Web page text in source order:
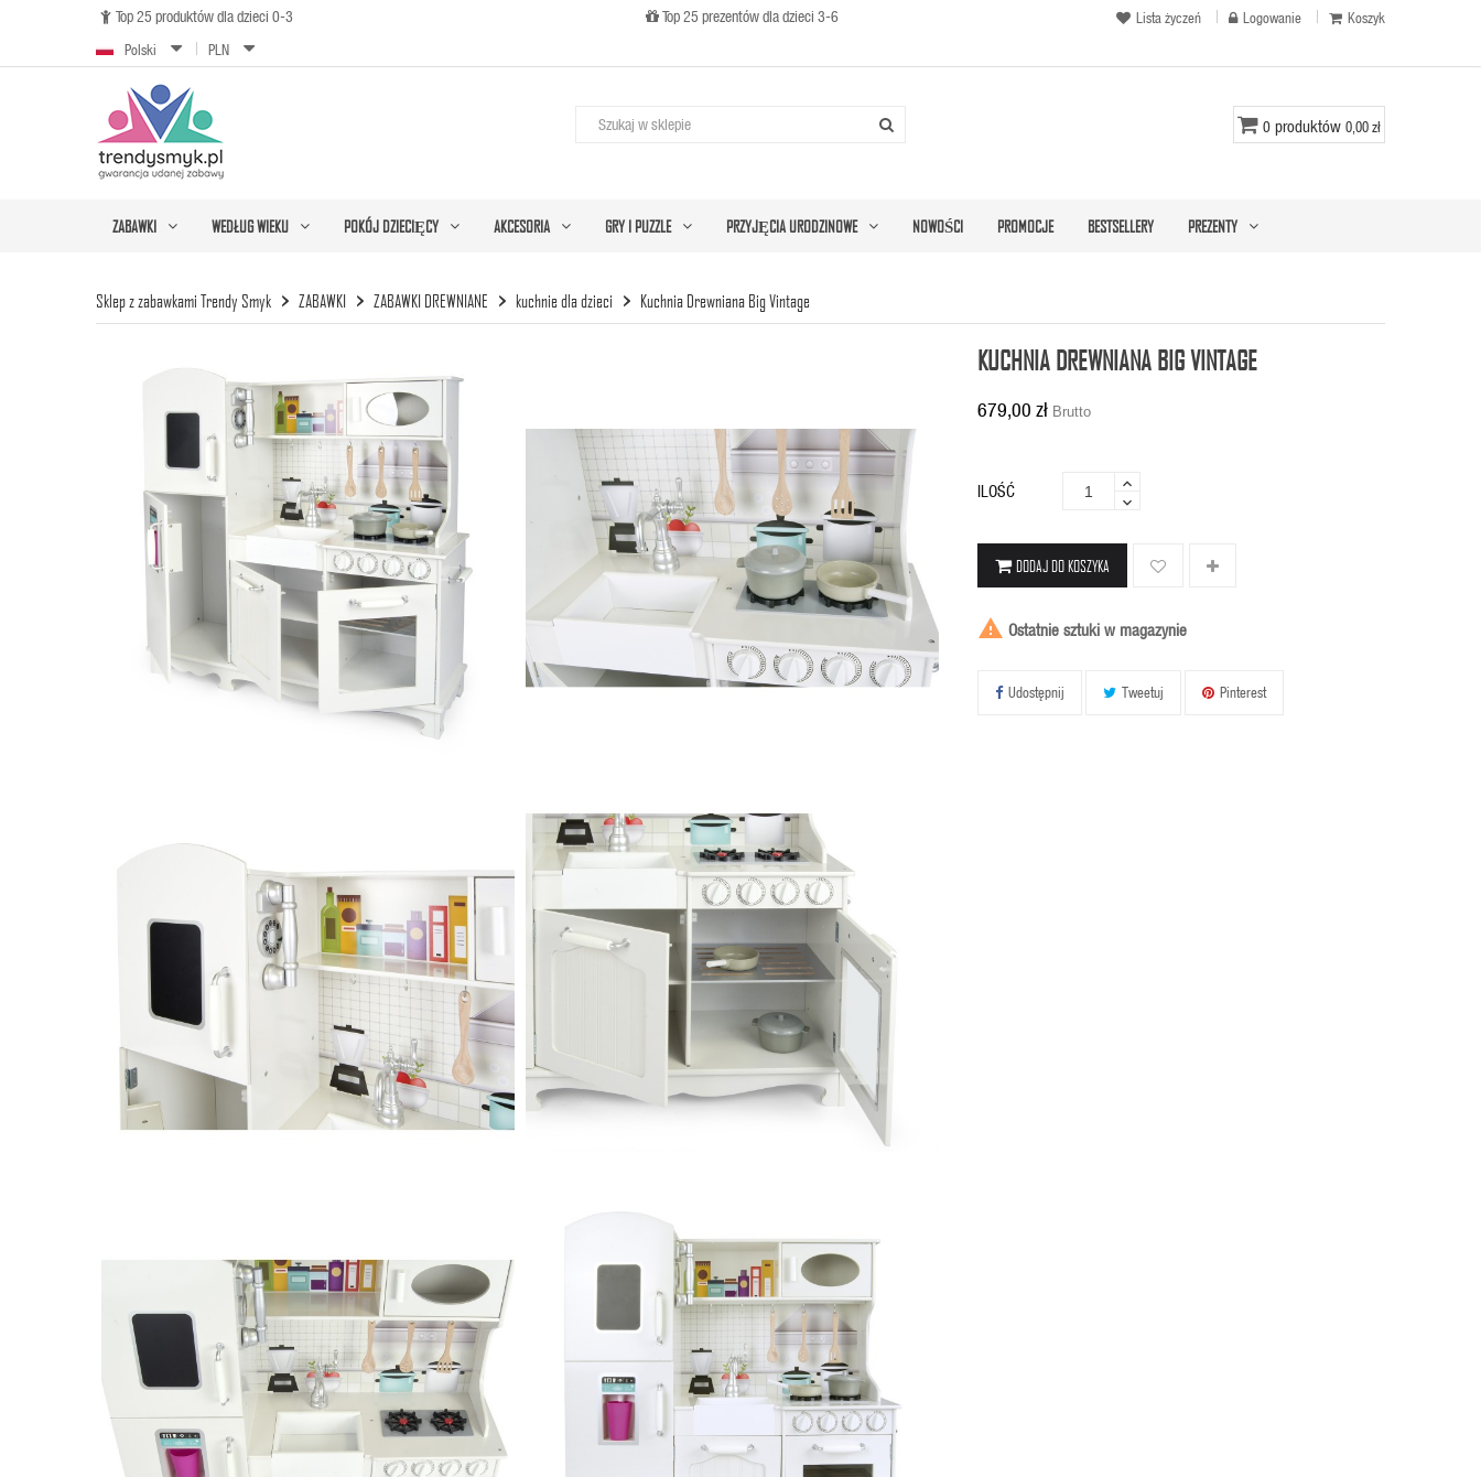
 Top 25 produktów dla dzieci 0-3
Polski
PLN
 Top 25 prezentów dla dzieci 3-6 Lista życzeń Logowanie Koszyk
0 produktów 0,00 zł
ZABAWKI WEDŁUG WIEKU POKÓJ DZIECIĘCY AKCESORIA GRY I PUZZLE PRZYJĘCIA URODZINOWE NOWOŚCI PROMOCJE BESTSELLERY PREZENTY
Sklep z zabawkami Trendy Smyk ZABAWKI ZABAWKI DREWNIANE kuchnie dla dzieci Kuchnia Drewniana Big Vintage
KUCHNIA DREWNIANA BIG VINTAGE
679,00 zł Brutto
ILOŚĆ
DODAJ DO KOSZYKA
 Ostatnie sztuki w magazynie
Udostępnij Tweetuj Pinterest